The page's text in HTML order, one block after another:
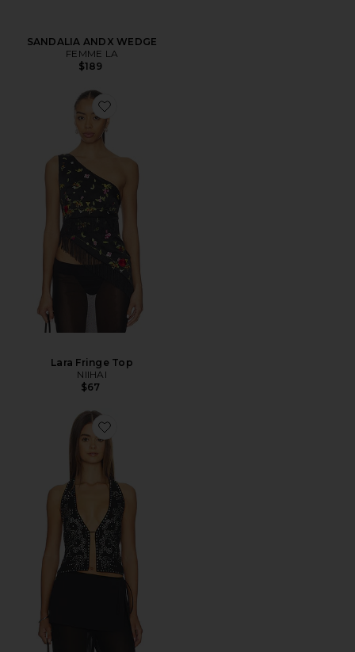
SANDALIA ANDX WEDGE
FEMME LA
$189
Lara Fringe Top
NIIHAI
$67